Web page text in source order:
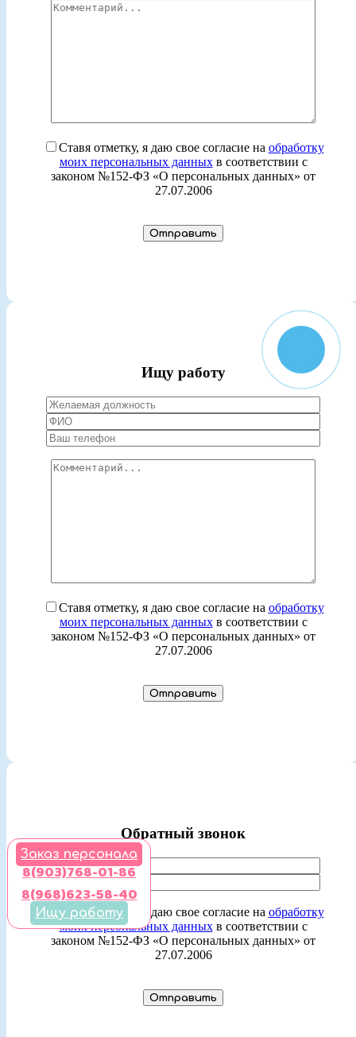
Ставя отметку, я даю свое согласие на обработку
моих персональных данныхв соответствии с
законом №152-ФЗ «О персональных данных» от
27.07.2006
Ищу работу
Ставя отметку, я даю свое согласие на обработку
моих персональных данныхв соответствии с
законом №152-ФЗ «О персональных данных» от
27.07.2006
Обратный звонок
Ставя отметку, я даю свое согласие на обработку
моих персональных данныхв соответствии с
законом №152-ФЗ «О персональных данных» от
27.07.2006
Заказ персонала
8(903)768-01-86
8(968)623-58-40
Ищу работу